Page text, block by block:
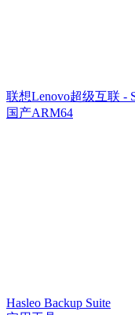
联想Lenovo超级互联 -
国产ARM64
Hasleo Backup Suite